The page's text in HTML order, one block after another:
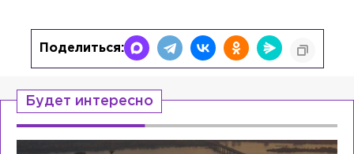
Поделиться:
Будет интересно